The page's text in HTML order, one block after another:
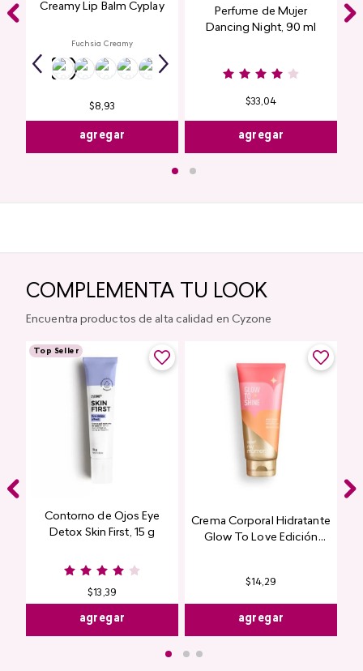
Creamy Lip Balm Cyplay
Fuchsia Creamy
$8,93
agregar
Perfume de Mujer
Dancing Night, 90 ml
$33,04
agregar
COMPLEMENTA TU LOOK
Encuentra productos de alta calidad en Cyzone
Top Seller
Contorno de Ojos Eye
Detox Skin First, 15 g
$13,39
agregar
Crema Corporal Hidratante
Glow To Love Edición
$14,29
agregar